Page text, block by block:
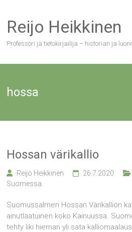
content
Reijo Heikkinen
Professori ja tietokirjailija – historian ja
hossa
Hossan värikallio
Reijo Heikkinen 26.7.2020
Suomessa
Suomussalmen Hossan Värikallion
ainutlaatuinen koko Kainuussa.
tehty liki hieman yli sata